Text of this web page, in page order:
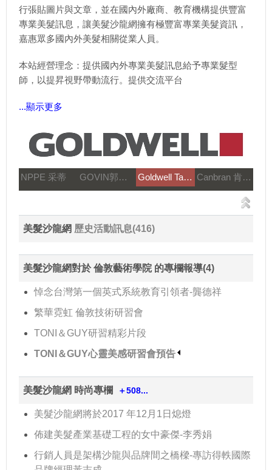
行張貼圖片與文章，並在國內外廠商、教育機構提供豐富
專業美髮訊息，讓美髮沙龍網擁有極豐富專業美髮資訊，
嘉惠眾多國內外美髮相關從業人員。
本站經營理念：提供國內外專業美髮訊息給予專業髮型
師，以提昇視野帶動流行。提供交流平台
...顯示更多
NPPE 采蒂 GOVIN郭文髮藝 Goldwell Taiwan Canbran 肯邦國際
美髮沙龍網 歷史活動訊息(416)
美髮沙龍網對於 倫敦藝術學院 的專欄報導(4)
悼念台灣第一個英式系統教育引領者-龔德祥
繁華霓虹 倫敦技術研習會
TONI＆GUY研習精彩片段
TONI＆GUY心靈美感研習會預告
美髮沙龍網 時尚專欄 ＋508...
美髮沙龍網將於2017 年12月1日熄燈
佈建美髮產業基礎工程的女中豪傑-李秀娟
行銷人員是架構沙龍與品牌間之橋樑-專訪得軼國際